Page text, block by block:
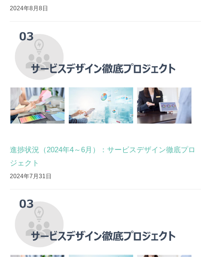
2024年8月8日
進捗状況（2024年4～6月）：サービスデザイン徹底プロ
ジェクト
2024年7月31日